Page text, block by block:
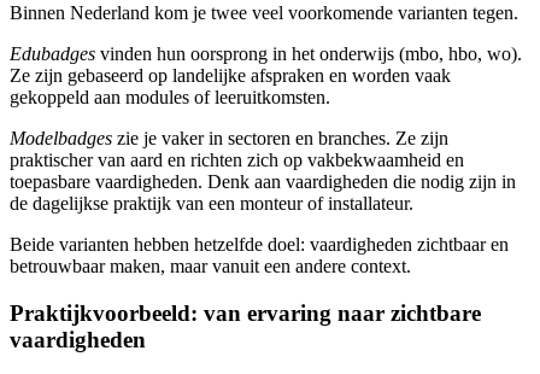
Binnen Nederland kom je twee veel voorkomende varianten tegen.
Edubadges vinden hun oorsprong in het onderwijs (mbo, hbo, wo).
Ze zijn gebaseerd op landelijke afspraken en worden vaak
gekoppeld aan modules of leeruitkomsten.
Modelbadges zie je vaker in sectoren en branches. Ze zijn
praktischer van aard en richten zich op vakbekwaamheid en
toepasbare vaardigheden. Denk aan vaardigheden die nodig zijn in
de dagelijkse praktijk van een monteur of installateur.
Beide varianten hebben hetzelfde doel: vaardigheden zichtbaar en
betrouwbaar maken, maar vanuit een andere context.
Praktijkvoorbeeld: van ervaring naar zichtbare
vaardigheden